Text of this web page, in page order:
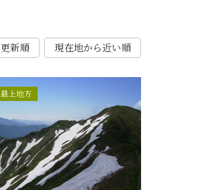
更新順 現在地から近い順
最上地方